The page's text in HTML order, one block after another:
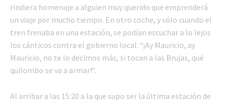
rindiera homenaje a alguien muy querido que emprenderá
un viaje por mucho tiempo. En otro coche, y sólo cuando el
tren frenaba en una estación, se podían escuchar a lo lejos
los cánticos contra el gobierno local: “¡Ay Mauricio, ay
Mauricio, no te lo decimos más, si tocan a las Brujas, qué
quilombo se va a armar!”.
Al arribar a las 15:20 a la que supo ser la última estación de